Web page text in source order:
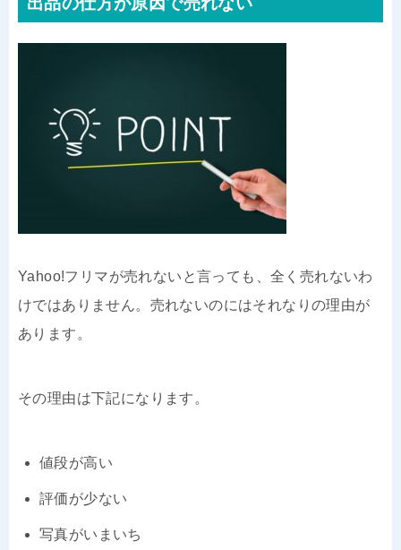
Yahoo!フリマが売れないと言っても、全く売れないわ
けではありません。売れないのにはそれなりの理由が
あります。
その理由は下記になります。
値段が高い
評価が少ない
写真がいまいち